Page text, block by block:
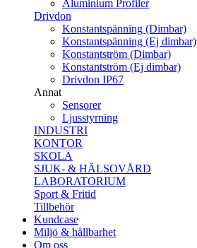
Aluminium Profiler
Drivdon
Konstantspänning (Dimbar)
Konstantspänning (Ej dimbar)
Konstantström (Dimbar)
Konstantström (Ej dimbar)
Drivdon IP67
Annat
Sensorer
Ljusstyrning
INDUSTRI
KONTOR
SKOLA
SJUK- & HÄLSOVÅRD
LABORATORIUM
Sport & Fritid
Tillbehör
Kundcase
Miljö & hållbarhet
Om oss